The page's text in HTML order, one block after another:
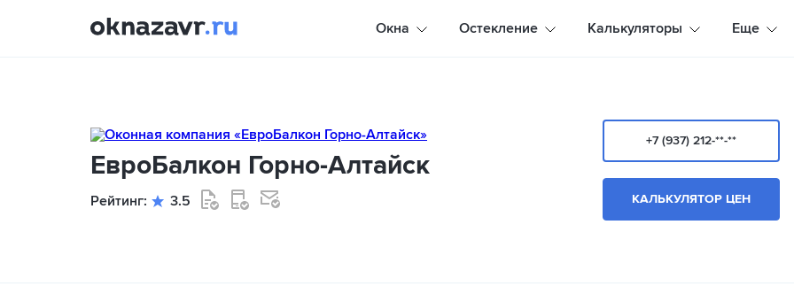
Окна Остекление Калькуляторы Еще
ЕвроБалкон Горно-Алтайск
Рейтинг: 3.5
+7 (937) 212-**-**
КАЛЬКУЛЯТОР ЦЕН